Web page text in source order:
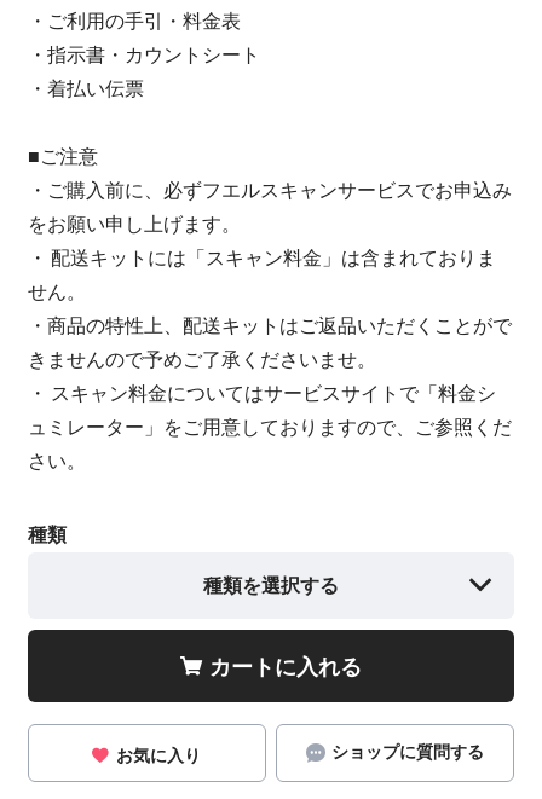
・ご利用の手引・料金表
・指示書・カウントシート
・着払い伝票
■ご注意
・ご購入前に、必ずフエルスキャンサービスでお申込み
をお願い申し上げます。
・ 配送キットには「スキャン料金」は含まれておりま
せん。
・商品の特性上、配送キットはご返品いただくことがで
きませんので予めご了承くださいませ。
・ スキャン料金についてはサービスサイトで「料金シ
ュミレーター」をご用意しておりますので、ご参照くだ
さい。
種類
種類を選択する
カートに入れる
お気に入り ショップに質問する